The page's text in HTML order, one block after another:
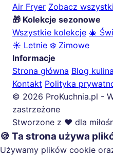
Air Fryer Zobacz
🎁 Kolekcje sezonowe
Wszystkie kolekcje 🎄
☀️ Letnie ❄️ Zimowe
Informacje
Strona główna Blog
Kontakt Polityka
© 2026 ProKuchnia.pl -
zastrzeżone
Stworzone z ❤️ dla
🍪 Ta strona używa
Używamy plików cookie